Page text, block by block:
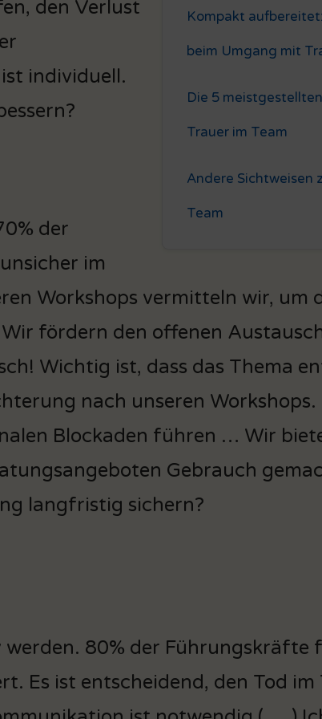
Kompakt
beim Umgang mit
Die 5
Trauer im Team
Andere Sichtweisen
Team
den Verlust
individuell.
der
im
Workshops vermitteln wir, um
fördern den offenen
Wichtig ist, dass das Thema
nach unseren
Blockaden führen … Wir
Gebrauch
langfristig sichern?
80% der Führungskräfte
Es ist entscheidend, den Tod im